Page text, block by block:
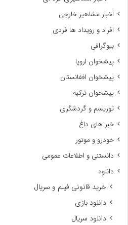
اخبار مشاهیر خارجی
افراد و رویداد ها فردی
بیوگرافی
پیشخوان اروپا
پیشخوان افغانستان
پیشخوان ترکیه
توریسم و گردشگری
خبر های داغ
خودرو و موتور
دانستنی و اطلاعات عمومی
دانلود
خرید قانونی فیلم و سریال
دانلود بازی
دانلود سریال